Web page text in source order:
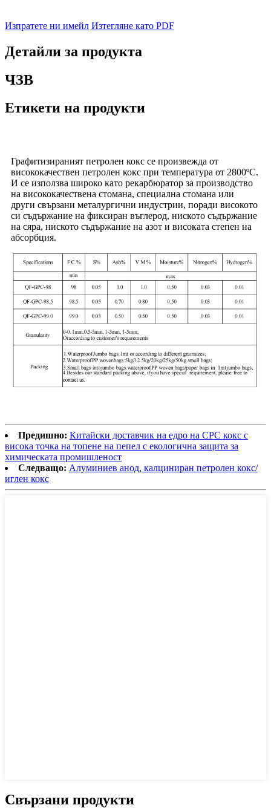
Изпратете ни имейл Изтегляне като PDF
Детайли за продукта
ЧЗВ
Етикети на продукти
Графитизираният петролен кокс се произвежда от
висококачествен петролен кокс при температура от 2800ºC.
И се използва широко като рекарбюратор за производство
на висококачествена стомана, специална стомана или
други свързани металургични индустрии, поради високото
си съдържание на фиксиран въглерод, ниското съдържание
на сяра, ниското съдържание на азот и високата степен на
абсорбция.
Предишно: Китайски доставчик на едро на CPC кокс с
висока точка на топене на пепел с екологична защита за
химическата промишленост
Следващо: Алуминиев анод, калциниран петролен кокс/
иглен кокс
Свързани продукти